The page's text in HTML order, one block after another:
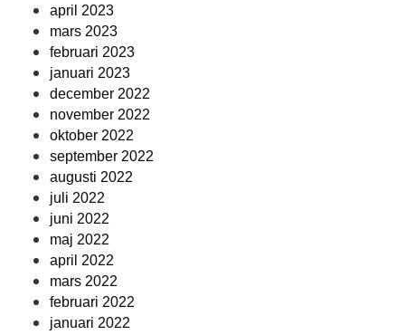
april 2023
mars 2023
februari 2023
januari 2023
december 2022
november 2022
oktober 2022
september 2022
augusti 2022
juli 2022
juni 2022
maj 2022
april 2022
mars 2022
februari 2022
januari 2022